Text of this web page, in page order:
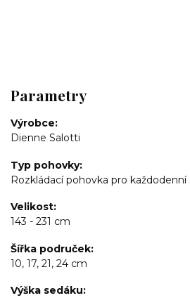
Parametry
Výrobce
Dienne Salotti
Typ pohovky
Rozkládací pohovka pro každodenní
Velikost
143 - 231 cm
Šířka područek
10, 17, 21, 24 cm
Výška sedáku